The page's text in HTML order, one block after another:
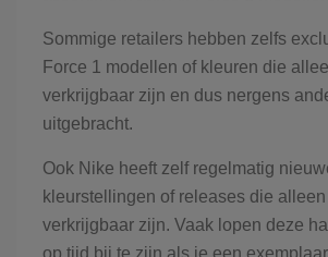
Sommige retailers hebben zelfs
Force 1 modellen of kleuren die
verkrijgbaar zijn en dus nergens
uitgebracht.
Ook Nike heeft zelf regelmatig
kleurstellingen of releases die
verkrijgbaar zijn. Vaak lopen deze
op tijd bij te zijn als je een